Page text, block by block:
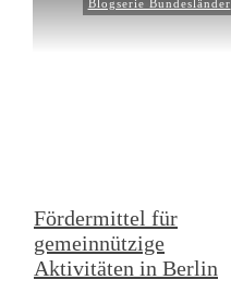
Blogserie Bundesländer
Fördermittel für
gemeinnützige
Aktivitäten in Berlin